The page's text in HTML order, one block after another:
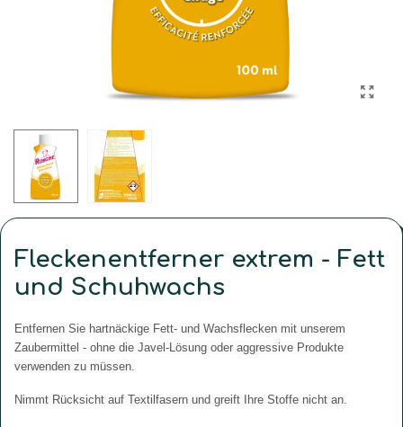
Fleckenentferner extrem - Fett
und Schuhwachs
Entfernen Sie hartnäckige Fett- und Wachsflecken mit unserem
Zaubermittel - ohne die Javel-Lösung oder aggressive Produkte
verwenden zu müssen.
Nimmt Rücksicht auf Textilfasern und greift Ihre Stoffe nicht an.